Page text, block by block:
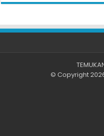
© Copyright